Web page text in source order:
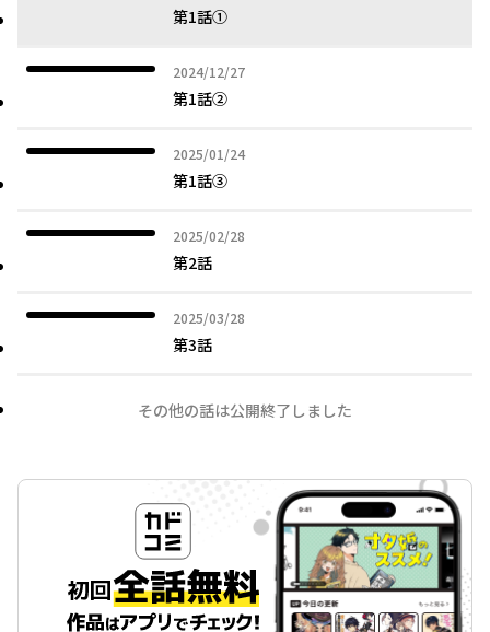
第1話①
2024/12/27
2024年12月27日
第1話②
2025/01/24
2025年01月24日
第1話③
2025/02/28
2025年02月28日
第2話
2025/03/28
2025年03月28日
第3話
その他の話は公開終了しました